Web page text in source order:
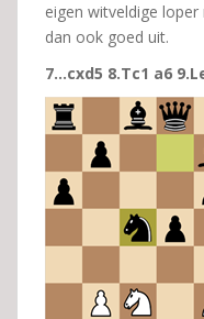
eigen witveldige
dan ook goed uit.
7…cxd5 8.Tc1 a6